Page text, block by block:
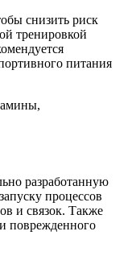
снизить риск
тренировкой
питания
разработанную
процессов
и связок. Также
поврежденного